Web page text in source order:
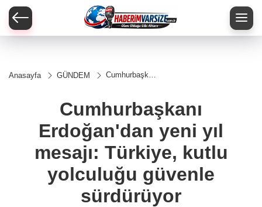
Anasayfa GÜNDEM
Cumhurbaşkanı
Türkiye, kutlu
yolculuğu
sürdürüyor
Cumhurbaşkanı
Erdoğan'dan yeni yıl
mesajı: Türkiye, kutlu
yolculuğu güvenle
sürdürüyor